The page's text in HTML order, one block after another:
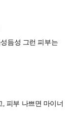
듬성 그런 피부는
피부 나쁘면 마이너